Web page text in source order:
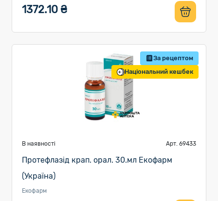
1372.10 ₴
За рецептом
Національний кешбек
В наявності Арт. 69433
Протефлазід крап. орал. 30.мл Екофарм
(Україна)
Екофарм